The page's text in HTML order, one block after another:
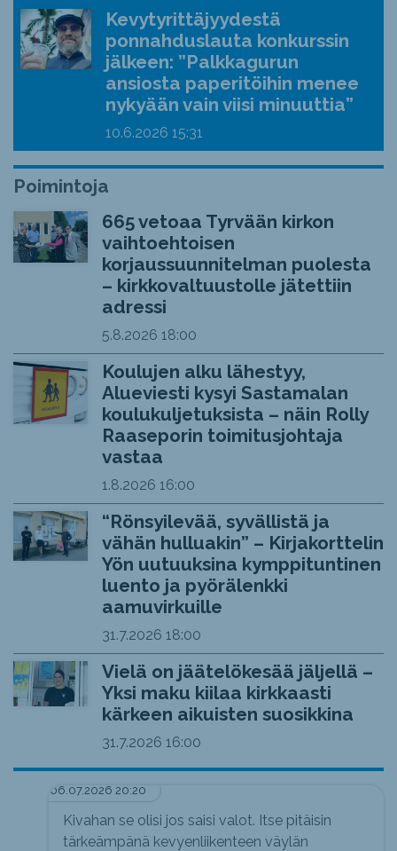
Kevytyrittäjyydestä
ponnahduslauta konkurssin
jälkeen: ”Palkkagurun
ansiosta paperitöihin menee
nykyään vain viisi minuuttia”
10.6.2026 15:31
Poimintoja
665 vetoaa Tyrvään kirkon
vaihtoehtoisen
korjaussuunnitelman puolesta
– kirkkovaltuustolle jätettiin
adressi
5.8.2026 18:00
Koulujen alku lähestyy,
Alueviesti kysyi Sastamalan
koulukuljetuksista – näin Rolly
Raaseporin toimitusjohtaja
vastaa
1.8.2026 16:00
“Rönsyilevää, syvällistä ja
vähän hulluakin” – Kirjakorttelin
Yön uutuuksina kymppituntinen
luento ja pyörälenkki
aamuvirkuille
31.7.2026 18:00
Vielä on jäätelökesää jäljellä –
Yksi maku kiilaa kirkkaasti
kärkeen aikuisten suosikkina
31.7.2026 16:00
06.07.2026 20:20
Kivahan se olisi jos saisi valot. Itse pitäisin
tärkeämpänä kevyenliikenteen väylän